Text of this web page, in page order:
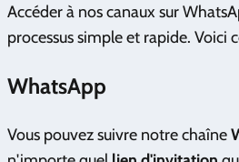
Accéder à nos canaux sur
processus simple et rapide. Voici
WhatsApp
Vous pouvez suivre notre chaîne